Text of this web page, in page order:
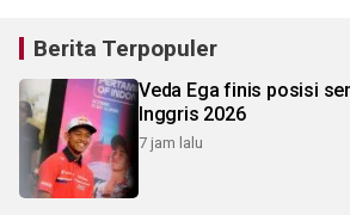
Berita Terpopuler
Veda Ega finis posisi
Inggris 2026
7 jam lalu